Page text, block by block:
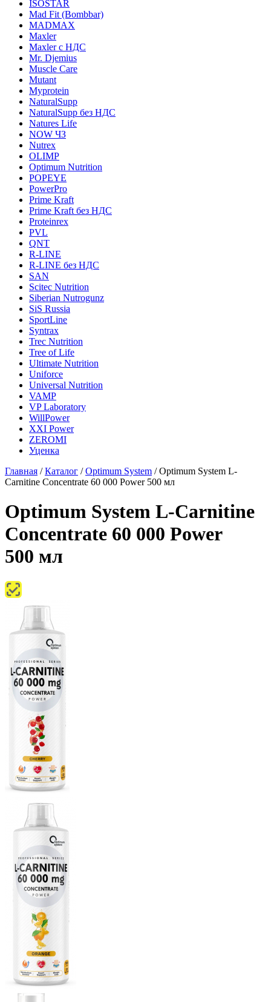
ISOSTAR
Mad Fit (Bombbar)
MADMAX
Maxler
Maxler с НДС
Mr. Djemius
Muscle Care
Mutant
Myprotein
NaturalSupp
NaturalSupp без НДС
Natures Life
NOW ЧЗ
Nutrex
OLIMP
Optimum Nutrition
POPEYE
PowerPro
Prime Kraft
Prime Kraft без НДС
Proteinrex
PVL
QNT
R-LINE
R-LINE без НДС
SAN
Scitec Nutrition
Siberian Nutrogunz
SiS Russia
SportLine
Syntrax
Trec Nutrition
Tree of Life
Ultimate Nutrition
Uniforce
Universal Nutrition
VAMP
VP Laboratory
WillPower
XXI Power
ZEROMI
Уценка
Главная /Каталог /Optimum System /Optimum System L-
Carnitine Concentrate 60 000 Power 500 мл
Optimum System L-Carnitine
Concentrate 60 000 Power
500 мл